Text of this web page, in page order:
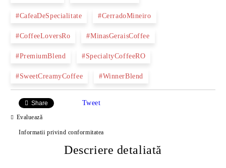
#CafeaDeSpecialitate #CerradoMineiro
#CoffeeLoversRo #MinasGeraisCoffee
#PremiumBlend #SpecialtyCoffeeRO
#SweetCreamyCoffee #WinnerBlend
Share Tweet
Evaluează
Informatii privind conformitatea
Descriere detaliată